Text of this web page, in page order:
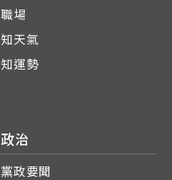
職場
知天氣
知運勢
政治
黨政要聞